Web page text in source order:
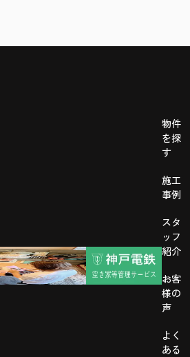
物件
を探
す
施工
事例
スタ
ッフ
紹介
お客
様の
声
よく
ある